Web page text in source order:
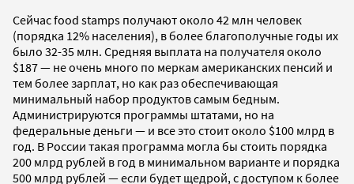
Сейчас food stamps получают около 42 млн человек
(порядка 12% населения), в более благополучные годы их
было 32-35 млн. Средняя выплата на получателя около
$187 — не очень много по меркам американских пенсий и
тем более зарплат, но как раз обеспечивающая
минимальный набор продуктов самым бедным.
Администрируются программы штатами, но на
федеральные деньги — и все это стоит около $100 млрд в
год. В России такая программа могла бы стоить порядка
200 млрд рублей в год в минимальном варианте и порядка
500 млрд рублей — если будет щедрой, с доступом к более